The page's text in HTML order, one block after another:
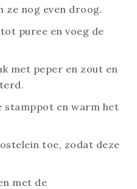
ze nog even droog.
puree en voeg de
met peper en zout en
stamppot en warm het
toe, zodat deze
met de